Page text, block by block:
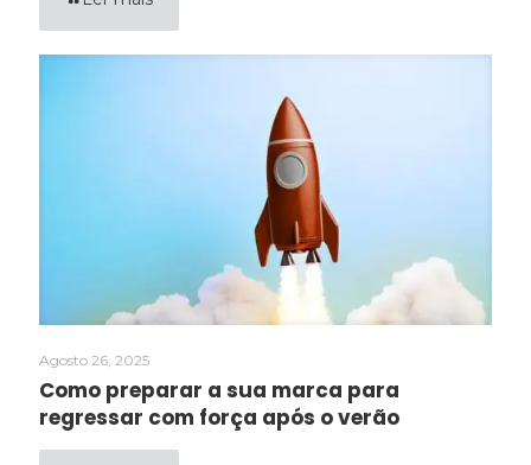
Agosto 26, 2025
Como preparar a sua marca para
regressar com força após o verão